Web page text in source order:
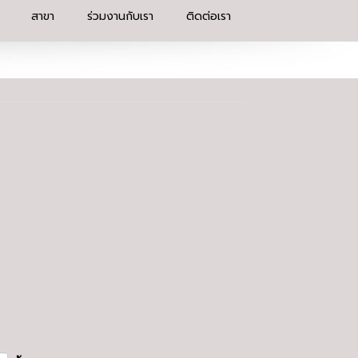
สาขา ร่วมงานกับเรา ติดต่อเรา